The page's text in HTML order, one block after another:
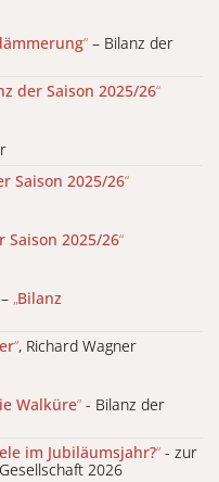
“ – Bilanz der
der Saison 2025/26“
Saison 2025/26“
Saison 2025/26“
„Bilanz
“, Richard Wagner
Walküre“ - Bilanz der
im Jubiläumsjahr?“ - zur
2026